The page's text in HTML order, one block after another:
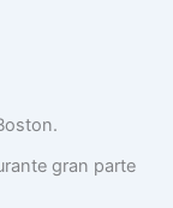
gran parte